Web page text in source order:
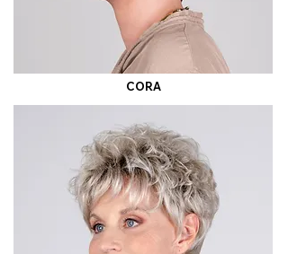
CORA